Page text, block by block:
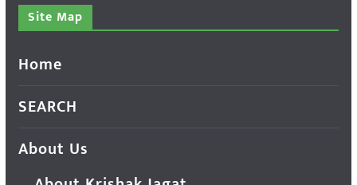
Site Map
Home
SEARCH
About Us